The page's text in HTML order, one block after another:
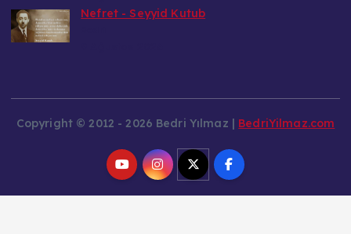
Nefret - Seyyid Kutub
Copyright © 2012 - 2026 Bedri Yılmaz | BedriYilmaz.com